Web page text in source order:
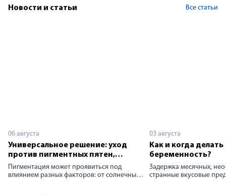
Новости и статьи Все статьи
06 августа
Универсальное решение: уход
против пигментных пятен,
постакне и возрастных
изменений
Пигментация может проявиться под
влиянием разных факторов: от солнечных
03 августа
Как и когда делать
беременность?
Задержка месячных,
странные вкусовые